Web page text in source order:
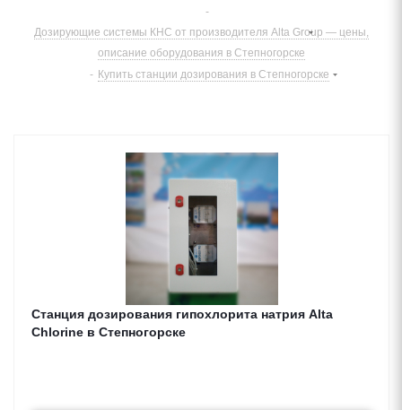
-
Дозирующие системы КНС от производителя Alta Group — цены,
описание оборудования в Степногорске
- Купить станции дозирования в Степногорске
Cтанция дозирования гипохлорита натрия Alta
Chlorine в Степногорске